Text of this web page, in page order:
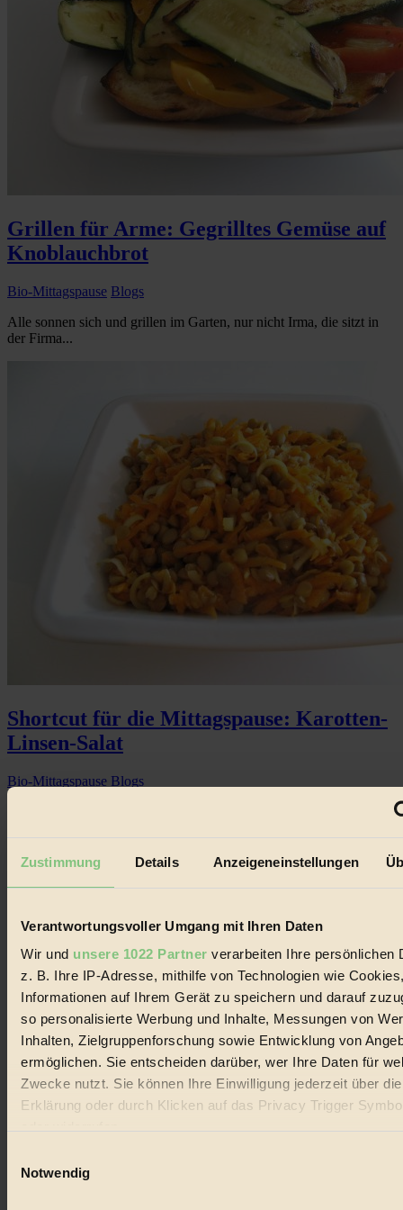
Zustimmung Details Anzeigeneinstellungen
Verantwortungsvoller Umgang mit Ihren Daten
Wir und unsere 1022 Partner verarbeiten Ihre persönlichen
z. B. Ihre IP-Adresse, mithilfe von Technologien wie
Informationen auf Ihrem Gerät zu speichern und darauf
so personalisierte Werbung und Inhalte, Messungen von
Inhalten, Zielgruppenforschung sowie Entwicklung von
ermöglichen. Sie entscheiden darüber, wer Ihre Daten für
Zwecke nutzt. Sie können Ihre Einwilligung jederzeit über
Erklärung oder durch Klicken auf das Privacy Trigger
Wenn Sie es erlauben, würden wir auch gerne:
Notwendig
Grillen für Arme: Gegrilltes Gemüse auf
Knoblauchbrot
Bio-Mittagspause Blogs
Alle sonnen sich und grillen im Garten, nur nicht Irma, die sitzt in
der Firma...
Shortcut für die Mittagspause: Karotten-
Linsen-Salat
Bio-Mittagspause Blogs
Seitennummerierung
Beiträge